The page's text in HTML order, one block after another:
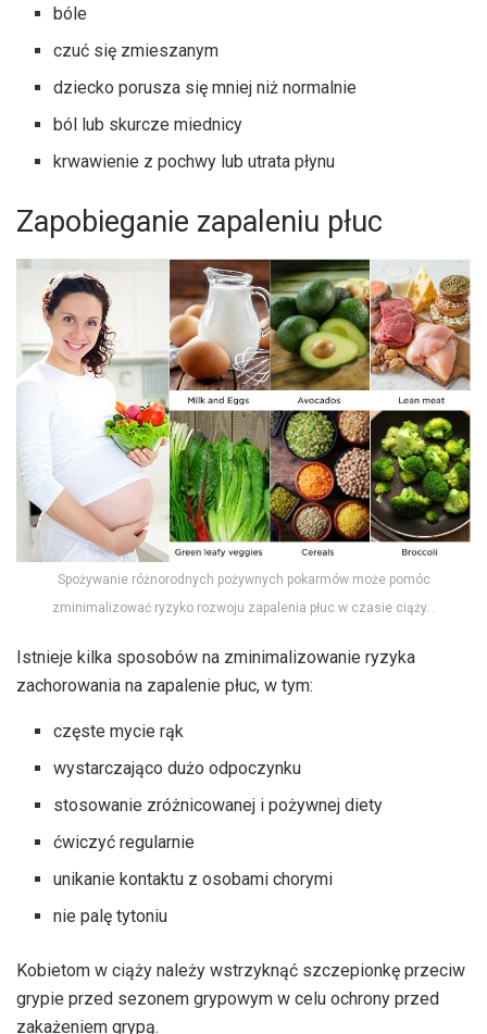
bóle
czuć się zmieszanym
dziecko porusza się mniej niż normalnie
ból lub skurcze miednicy
krwawienie z pochwy lub utrata płynu
Zapobieganie zapaleniu płuc
Spożywanie różnorodnych pożywnych pokarmów może pomóc
zminimalizować ryzyko rozwoju zapalenia płuc w czasie ciąży. .
Istnieje kilka sposobów na zminimalizowanie ryzyka
zachorowania na zapalenie płuc, w tym:
częste mycie rąk
wystarczająco dużo odpoczynku
stosowanie zróżnicowanej i pożywnej diety
ćwiczyć regularnie
unikanie kontaktu z osobami chorymi
nie palę tytoniu
Kobietom w ciąży należy wstrzyknąć szczepionkę przeciw
grypie przed sezonem grypowym w celu ochrony przed
zakażeniem grypą.